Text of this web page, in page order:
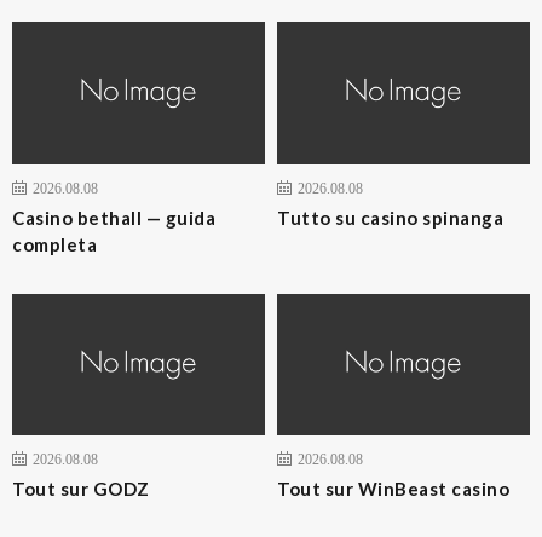
2026.08.08
Casino bethall — guida
completa
2026.08.08
Tutto su casino spinanga
2026.08.08
Tout sur GODZ
2026.08.08
Tout sur WinBeast casino